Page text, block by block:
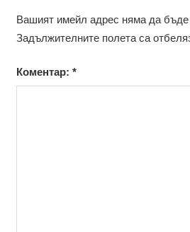
Вашият имейл адрес няма да бъде
Задължителните полета са
Коментар: *